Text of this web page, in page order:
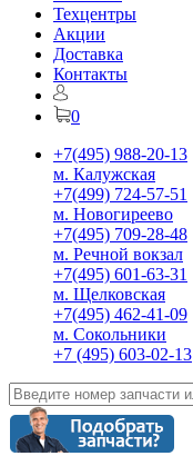
Техцентры
Акции
Доставка
Контакты
0
+7(495) 988-20-13
м. Калужская
+7(499) 724-57-51
м. Новогиреево
+7(495) 709-28-48
м. Речной вокзал
+7(495) 601-63-31
м. Щелковская
+7(495) 462-41-09
м. Сокольники
+7 (495) 603-02-13